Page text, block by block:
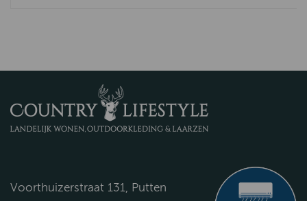
Voorthuizerstraat 131, Putten